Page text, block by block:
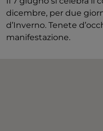
dicembre, per due
d’Inverno. Tenete
manifestazione.